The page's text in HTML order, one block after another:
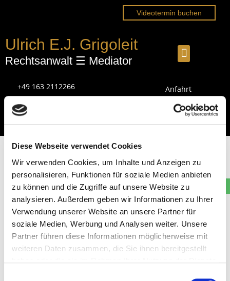
Diese Webseite verwendet Cookies
Wir verwenden Cookies, um Inhalte und Anzeigen zu
personalisieren, Funktionen für soziale Medien anbieten
zu können und die Zugriffe auf unsere Website zu
analysieren. Außerdem geben wir Informationen zu Ihrer
Verwendung unserer Website an unsere Partner für
soziale Medien, Werbung und Analysen weiter. Unsere
Partner führen diese Informationen möglicherweise mit
weiteren Daten zusammen, die Sie ihnen bereitgestellt
Videotermin buchen
Ulrich E.J. Grigoleit
Rechtsanwalt ☰ Mediator
+49 163 2112266
legal24info@email.de
Anfahrt
Vollmacht
Ulrich E.J. Grigoleit
| Rechtsanwalt ☰ Mediator